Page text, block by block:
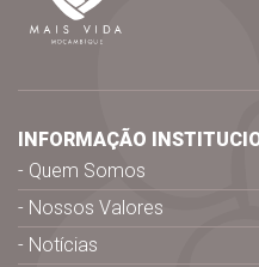
INFORMAÇÃO
Quem Somos
Nossos Valores
Notícias